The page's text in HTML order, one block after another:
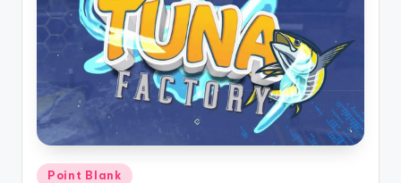
Posted
Point Blank